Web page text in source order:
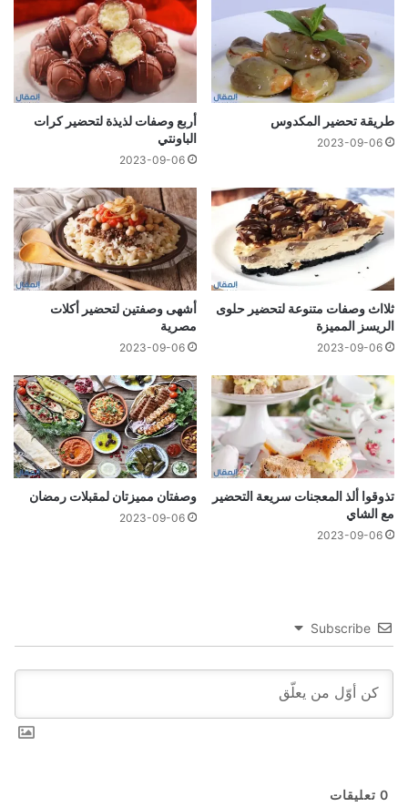
طريقة تحضير المكدوس
2023-09-06
أربع وصفات لذيذة لتحضير كرات
الباونتي
2023-09-06
ثلااث وصفات متنوعة لتحضير حلوى
الريسز المميزة
2023-09-06
أشهى وصفتين لتحضير أكلات
مصرية
2023-09-06
تذوقوا ألذ المعجنات سريعة التحضير
مع الشاي
2023-09-06
وصفتان مميزتان لمقبلات رمضان
2023-09-06
Subscribe
0 تعليقات